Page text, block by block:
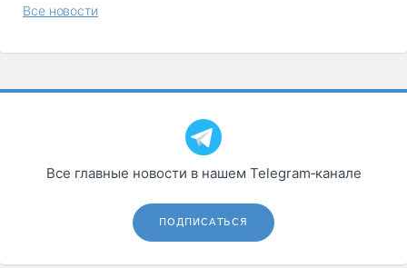
Все новости
Все главные новости в нашем Telegram‑канале
ПОДПИСАТЬСЯ